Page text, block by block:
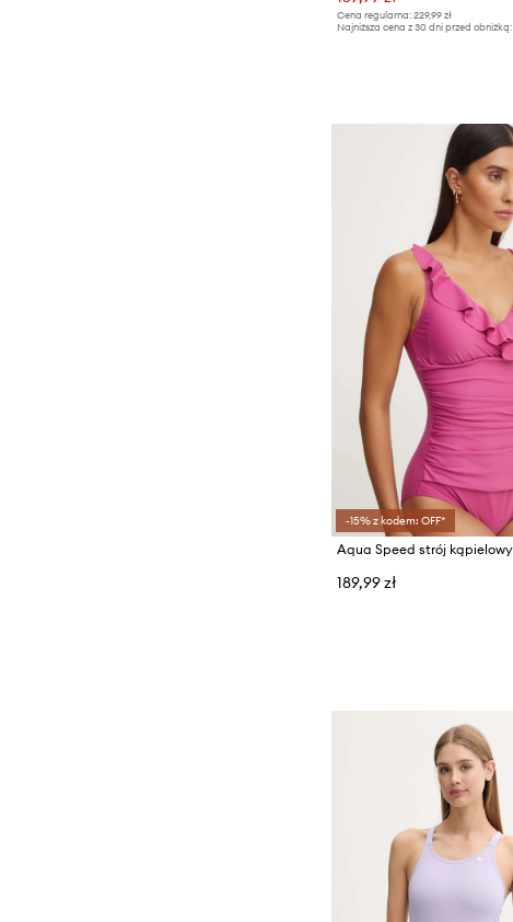
Cena regularna: 229,99 zł
Najniższa cena z 30 dni przed obniżką:
-15% z kodem: OFF*
189,99 zł